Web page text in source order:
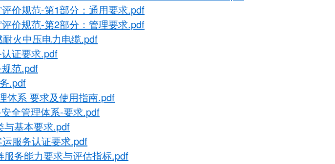
价规范-第1部分：通用要求.pdf
价规范-第2部分：管理要求.pdf
火中压电力电缆.pdf
证要求.pdf
范.pdf
.pdf
体系 要求及使用指南.pdf
全管理体系-要求.pdf
与基本要求.pdf
服务认证要求.pdf
务能力要求与评估指标.pdf